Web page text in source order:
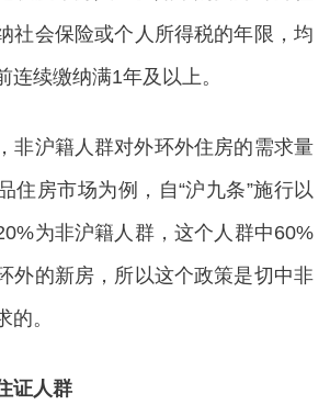
社会保险或个人所得税的年限，均
连续缴纳满1年及以上。
沪籍人群对外环外住房的需求量
住房市场为例，自“沪九条”施行以
为非沪籍人群，这个人群中60%
外的新房，所以这个政策是切中非
的。
人群